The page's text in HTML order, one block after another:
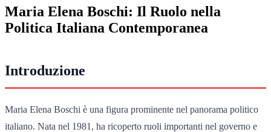
Maria Elena Boschi: Il Ruolo nella
Politica Italiana Contemporanea
Introduzione
Maria Elena Boschi è una figura prominente nel panorama politico
italiano. Nata nel 1981, ha ricoperto ruoli importanti nel governo e